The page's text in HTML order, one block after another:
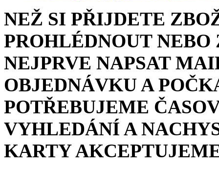
NEŽ SI PŘIJDETE
PROHLÉDNOUT
NEJPRVE NAPSAT
OBJEDNÁVKU A
POTŘEBUJEME
VYHLEDÁNÍ A
KARTY